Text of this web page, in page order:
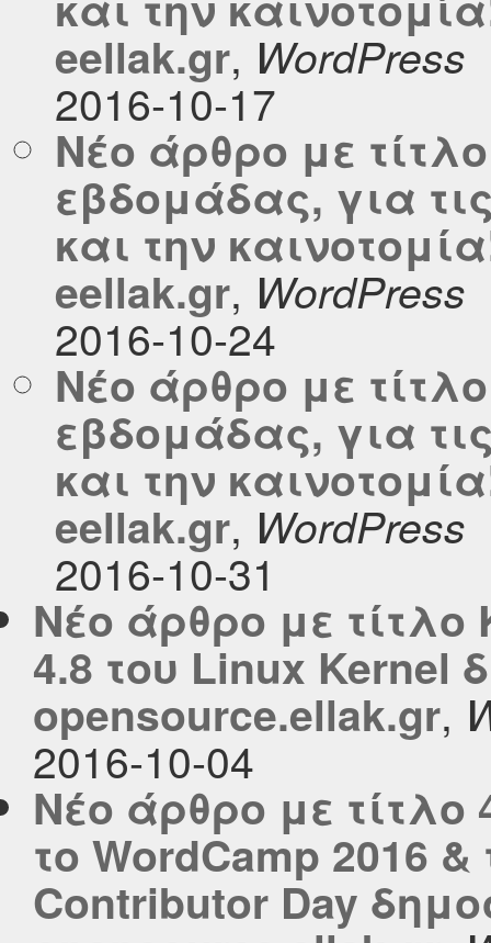
eellak.gr, WordPress
2016-10-17
Νέο άρθρο με
εβδομάδας, για
και την
eellak.gr, WordPress
2016-10-24
Νέο άρθρο με
εβδομάδας, για
και την
eellak.gr, WordPress
2016-10-31
Νέο άρθρο με
4.8 του Linux Kernel
opensource.ellak.gr,
2016-10-04
Νέο άρθρο με
το WordCamp 2016
Contributor Day